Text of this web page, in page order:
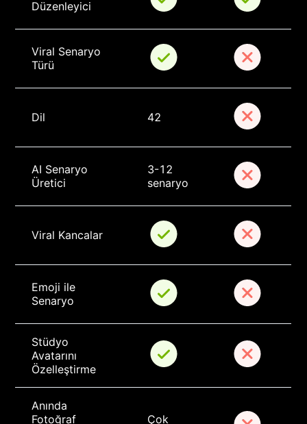
Düzenleyici
Viral Senaryo
Türü
Dil 42
AI Senaryo
Üretici
3-12
senaryo
Viral Kancalar
Emoji ile
Senaryo
Stüdyo
Avatarını
Özelleştirme
Anında
Fotoğraf
Çok